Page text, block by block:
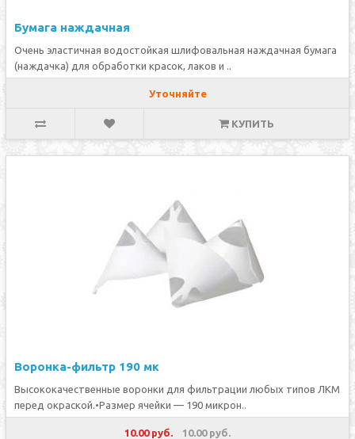
Бумага наждачная
Очень эластичная водостойкая шлифовальная наждачная бумага
(наждачка) для обработки красок, лаков и ..
Уточняйте
КУПИТЬ
Воронка-фильтр 190 мк
Высококачественные воронки для фильтрации любых типов ЛКМ
перед окраской.•Размер ячейки — 190 микрон..
10.00 руб. 10.00 руб.